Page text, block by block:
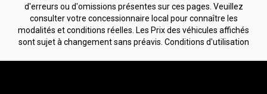
d'erreurs ou d'omissions présentes sur ces pages. Veuillez
consulter votre concessionnaire local pour connaître les
modalités et conditions réelles. Les Prix des véhicules affichés
sont sujet à changement sans préavis. Conditions d'utilisation